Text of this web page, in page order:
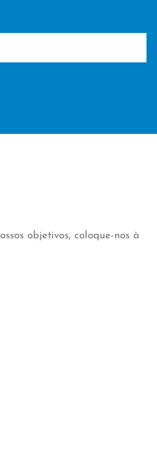
EMBALAGEM nan
objetivos, coloque-nos à